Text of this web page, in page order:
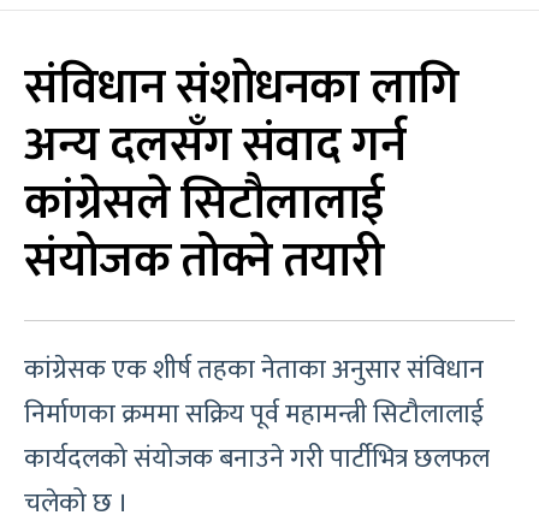
संविधान संशोधनका लागि
अन्य दलसँग संवाद गर्न
कांग्रेसले सिटौलालाई
संयोजक तोक्ने तयारी
कांग्रेसक एक शीर्ष तहका नेताका अनुसार संविधान
निर्माणका क्रममा सक्रिय पूर्व महामन्त्री सिटौलालाई
कार्यदलको संयोजक बनाउने गरी पार्टीभित्र छलफल
चलेको छ ।